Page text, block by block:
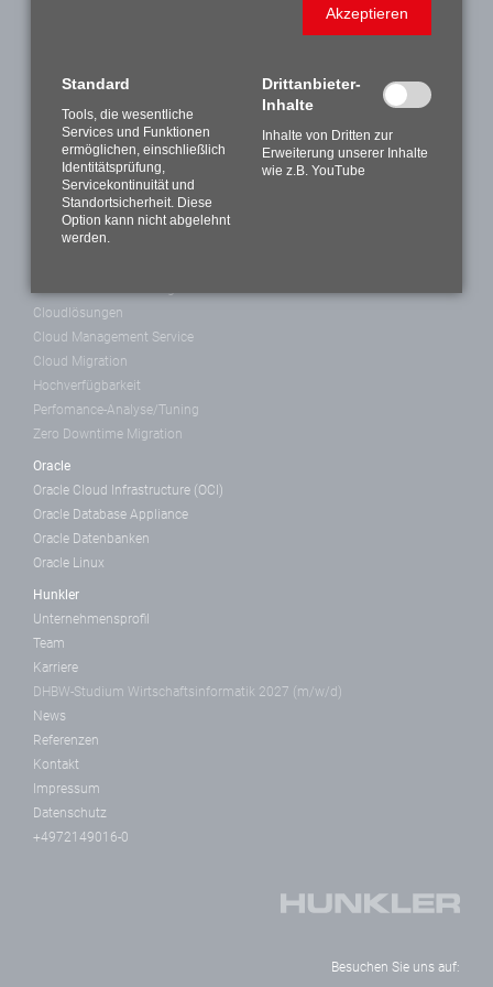
APEX-Consulting
Database Security
Konzept und Umsetzung
Lizenzberatung
Oracle-Migrationsmanagement
Projektmanagement
Lösungen
Cloudlösungen
Cloud Management Service
Cloud Migration
Hochverfügbarkeit
Perfomance-Analyse/Tuning
Zero Downtime Migration
Oracle
Oracle Cloud Infrastructure (OCI)
Oracle Database Appliance
Oracle Datenbanken
Oracle Linux
Hunkler
Unternehmensprofil
Team
Karriere
DHBW-Studium Wirtschaftsinformatik 2027 (m/w/d)
News
Referenzen
Kontakt
Impressum
Datenschutz
+4972149016-0
Besuchen Sie uns auf:
Akzeptieren
Standard
Tools, die wesentliche
Services und Funktionen
ermöglichen, einschließlich
Identitätsprüfung,
Servicekontinuität und
Standortsicherheit. Diese
Option kann nicht abgelehnt
werden.
Drittanbieter-
Inhalte
Inhalte von Dritten zur
Erweiterung unserer Inhalte
wie z.B. YouTube